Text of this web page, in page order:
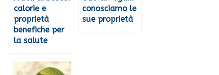
calorie e
proprietà
benefiche per
la salute
conosciamo le
sue proprietà